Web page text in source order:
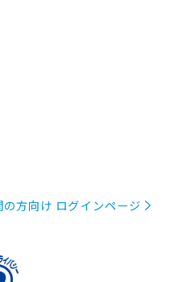
の方向け ログインページ